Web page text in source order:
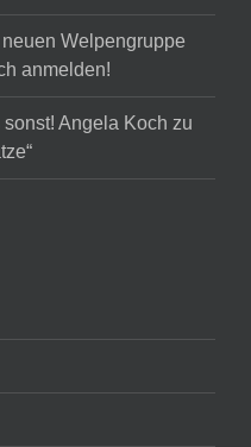
Welpengruppe
anmelden!
Angela Koch zu